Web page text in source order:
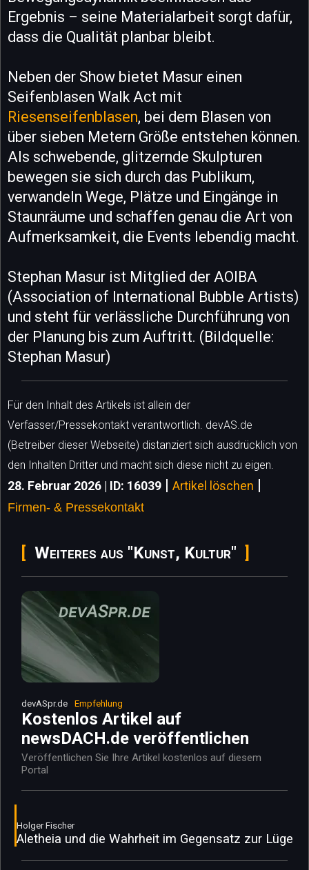
Ergebnis – seine Materialarbeit sorgt dafür,
dass die Qualität planbar bleibt.
Neben der Show bietet Masur einen
Seifenblasen Walk Act mit
Riesenseifenblasen, bei dem Blasen von
über sieben Metern Größe entstehen können.
Als schwebende, glitzernde Skulpturen
bewegen sie sich durch das Publikum,
verwandeln Wege, Plätze und Eingänge in
Staunräume und schaffen genau die Art von
Aufmerksamkeit, die Events lebendig macht.
Stephan Masur ist Mitglied der AOIBA
(Association of International Bubble Artists)
und steht für verlässliche Durchführung von
der Planung bis zum Auftritt. (Bildquelle:
Stephan Masur)
Für den Inhalt des Artikels ist allein der
Verfasser/Pressekontakt verantwortlich. devAS.de
(Betreiber dieser Webseite) distanziert sich ausdrücklich von
den Inhalten Dritter und macht sich diese nicht zu eigen.
28. Februar 2026 | ID: 16039 | Artikel löschen |
Firmen- & Pressekontakt
Weiteres aus "Kunst, Kultur"
devASpr.de Empfehlung
Kostenlos Artikel auf
newsDACH.de veröffentlichen
Veröffentlichen Sie Ihre Artikel kostenlos auf diesem
Portal
Holger Fischer
Aletheia und die Wahrheit im Gegensatz zur Lüge